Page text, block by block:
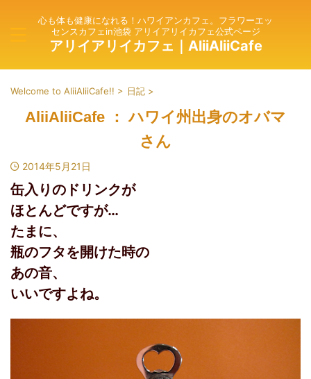
心も体も健康になれる！ハワイアンカフェ。フラワーエッ
センスカフェin池袋 アリイアリイカフェ公式ページ
アリイアリイカフェ｜AliiAliiCafe
Welcome to AliiAliiCafe!! > 日記 >
AliiAliiCafe ： ハワイ州出身のオバマ
さん
2014年5月21日
缶入りのドリンクが
ほとんどですが…
たまに、
瓶のフタを開けた時の
あの音、
いいですよね。